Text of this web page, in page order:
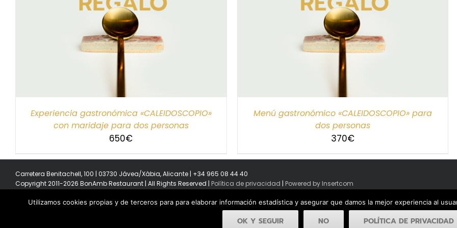
Experiencia gastronómica «CALEIDOSCOPIO»
con maridaje para dos personas
650€
SELECCIONAR IMPORTE
Menú gastronómico «CALEIDOSCOPIO» para
dos personas
370€
Carretera Benitachell, 100 | 03730 Jávea/Xàbia, Alicante | +34 965 08 44 40
Copyright 2011-2026 BonAmb Restaurant | All Rights Reserved | Política de privacidad | Powered by Insertcom
Utilizamos cookies propias y de terceros para para elaborar información estadística y asegurar que damos la mejor experiencia al
OK Y SEGUIR NO POLÍTICA DE PRIVACIDAD